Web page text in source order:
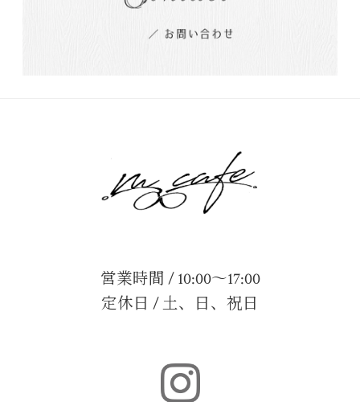
営業時間 / 10:00～17:00
定休日 / 土、日、祝日